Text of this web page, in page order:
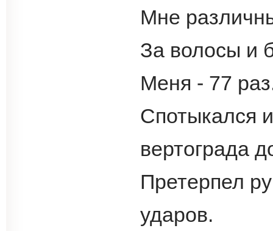
Мне
За волосы и
Меня - 77
Спотыкался
вертограда
Претерпел
ударов.